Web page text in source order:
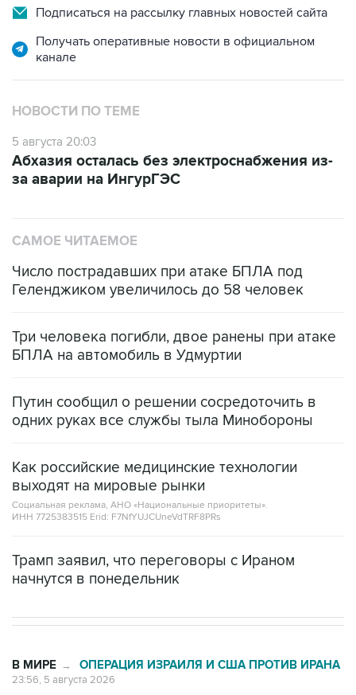
Подписаться на рассылку главных новостей сайта
Получать оперативные новости в официальном
канале
НОВОСТИ ПО ТЕМЕ
5 августа 20:03
Абхазия осталась без электроснабжения из-
за аварии на ИнгурГЭС
САМОЕ ЧИТАЕМОЕ
Число пострадавших при атаке БПЛА под
Геленджиком увеличилось до 58 человек
Три человека погибли, двое ранены при атаке
БПЛА на автомобиль в Удмуртии
Путин сообщил о решении сосредоточить в
одних руках все службы тыла Минобороны
Как российские медицинские технологии
выходят на мировые рынки
Социальная реклама, АНО «Национальные приоритеты».
ИНН 7725383515 Erid: F7NfYUJCUneVdTRF8PRs
Трамп заявил, что переговоры с Ираном
начнутся в понедельник
В МИРЕ → ОПЕРАЦИЯ ИЗРАИЛЯ И США ПРОТИВ ИРАНА
23:56, 5 августа 2026